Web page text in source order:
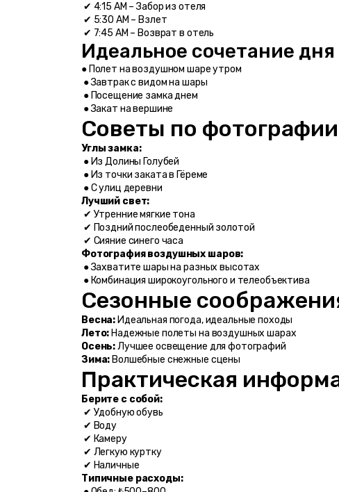
✔ 4:15 AM – Забор из отеля
✔ 5:30 AM – Взлет
✔ 7:45 AM – Возврат в отель
Идеальное сочетание дня
● Полет на воздушном шаре утром
● Завтрак с видом на шары
● Посещение замка днем
● Закат на вершине
Советы по
Углы замка:
● Из Долины Голубей
● Из точки заката в Гёреме
● С улиц деревни
Лучший свет:
✔ Утренние мягкие тона
✔ Поздний послеобеденный золотой
✔ Сияние синего часа
Фотография воздушных шаров:
● Захватите шары на разных высотах
● Комбинация широкоугольного и телеобъектива
Сезонные
Весна: Идеальная погода, идеальные походы
Лето: Надежные полеты на воздушных шарах
Осень: Лучшее освещение для фотографий
Зима: Волшебные снежные сцены
Практическая
Берите с собой:
✔ Удобную обувь
✔ Воду
✔ Камеру
✔ Легкую куртку
✔ Наличные
Типичные расходы: